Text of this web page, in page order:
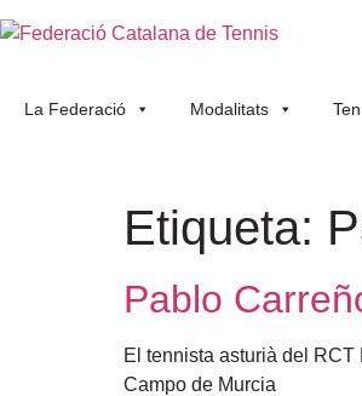
La Federació Modalitats
Etiqueta:
Pablo
El tennista asturià del
Campo de Murcia